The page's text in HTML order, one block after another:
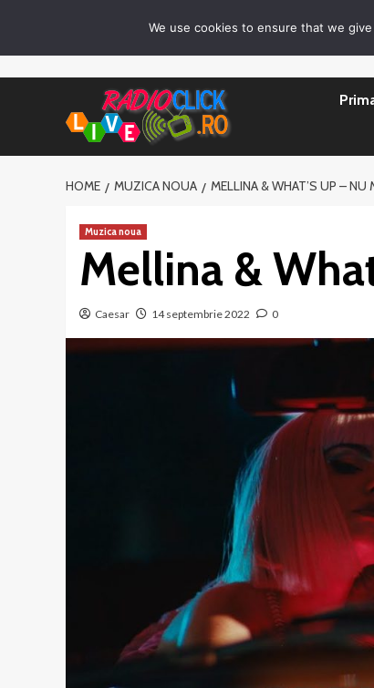
conținut
Asculta live Despre Noi Emisiuni
HOME MUZICA NOUA MELLINA & WHAT’S UP – NU
Muzica noua
Mellina &
Caesar 14 septembrie 2022 0
We use cookies to ensure that we